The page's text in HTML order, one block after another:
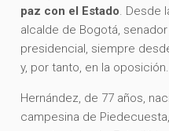
paz con el Estado. Desde
alcalde de Bogotá,
presidencial, siempre
y, por tanto, en la oposición.
Hernández, de 77 años,
campesina de